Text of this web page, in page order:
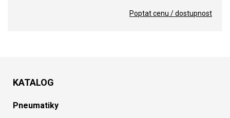
Poptat cenu / dostupnost
KATALOG
Pneumatiky